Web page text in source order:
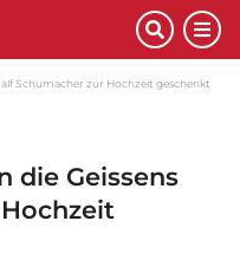
Schumacher zur Hochzeit geschenkt
die Geissens